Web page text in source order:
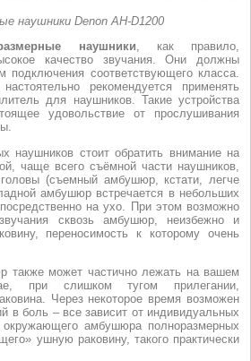
наушники Denon AH-D1200
наушники, как правило,
качество звучания. Они должны
подключения соответствующего класса.
рекомендуется применять
для наушников. Такие устройства
удовольствие от прослушивания
наушников стоит обратить внимание на
чаще всего съёмной части наушников,
(съемный амбушюр, кстати, легче
амбушюр встречается в небольших
на ухо. При этом возможно
сквозь амбушюр, неизбежно и
переносимость к которому очень
может частично лежать на вашем
при слишком тугом прилегании,
Через некоторое время возможен
в боль – все зависит от индивидуальных
амбушюра полноразмерных
ушную раковину, такого практически